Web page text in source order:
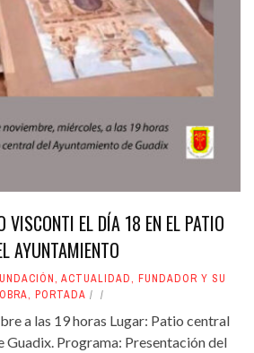
VISCONTI EL DÍA 18 EN EL PATIO
AYUNTAMIENTO
, ACTUALIDAD, FUNDADOR Y SU
OBRA, PORTADA
a las 19 horas Lugar: Patio central
Guadix. Programa: Presentación del